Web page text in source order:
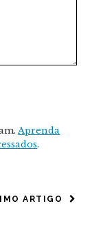
Aprenda
.
ARTIGO